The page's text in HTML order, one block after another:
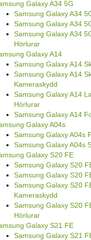
Galaxy A34 5G
Samsung Galaxy A34
Samsung Galaxy A34
Samsung Galaxy A34
Hörlurar
Galaxy A14
Samsung Galaxy A14
Samsung Galaxy A14
Kameraskydd
Samsung Galaxy A14
Hörlurar
Samsung Galaxy A14
Galaxy A04s
Samsung Galaxy A04s
Samsung Galaxy A04s
Galaxy S20 FE
Samsung Galaxy S20
Samsung Galaxy S20
Samsung Galaxy S20
Kameraskydd
Samsung Galaxy S20
Hörlurar
Galaxy S21 FE
Samsung Galaxy S21